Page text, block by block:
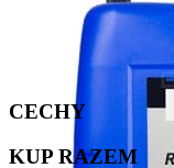
CECHY
KUP RAZEM